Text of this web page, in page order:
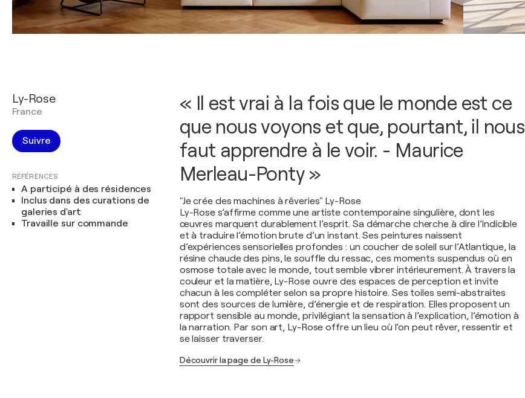
Ly-Rose
France
Suivre
RÉFÉRENCES
A participé à des résidences
Inclus dans des curations de
galeries d'art
Travaille sur commande
« Il est vrai à la fois que le monde est ce
que nous voyons et que, pourtant, il nous
faut apprendre à le voir. - Maurice
Merleau-Ponty »
"Je crée des machines à rêveries" Ly-Rose
Ly-Rose s’affirme comme une artiste contemporaine singulière, dont les
œuvres marquent durablement l’esprit. Sa démarche cherche à dire l’indicible
et à traduire l’émotion brute d’un instant. Ses peintures naissent
d’expériences sensorielles profondes : un coucher de soleil sur l’Atlantique, la
résine chaude des pins, le souffle du ressac, ces moments suspendus où en
osmose totale avec le monde, tout semble vibrer intérieurement. À travers la
couleur et la matière, Ly-Rose ouvre des espaces de perception et invite
chacun à les compléter selon sa propre histoire. Ses toiles semi-abstraites
sont des sources de lumière, d’énergie et de respiration. Elles proposent un
rapport sensible au monde, privilégiant la sensation à l’explication, l’émotion à
la narration. Par son art, Ly-Rose offre un lieu où l’on peut rêver, ressentir et
se laisser traverser.
Découvrir la page de Ly-Rose